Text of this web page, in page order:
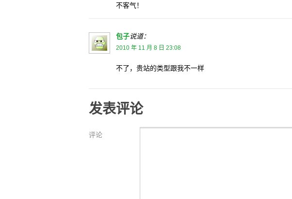
不客气！
包子说道：
2010 年 11 月 8 日 23:08
不了，贵站的类型跟我不一样
发表评论
评论